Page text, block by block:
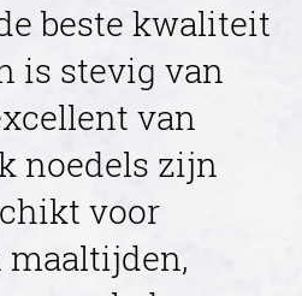
beste kwaliteit
is stevig van
van
noedels zijn
voor